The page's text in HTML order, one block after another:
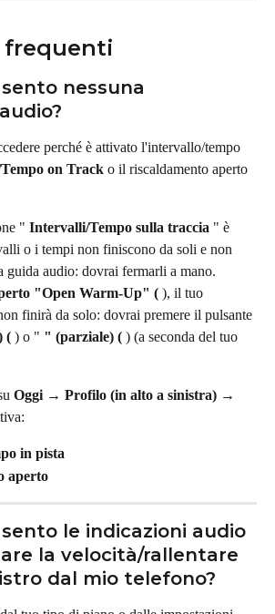
frequenti
nessuna
perché è attivato l'intervallo/tempo
on Track o il riscaldamento aperto
" Intervalli/Tempo sulla traccia " è
o i tempi non finiscono da soli e non
guida audio: dovrai fermarli a mano.
"Open Warm-Up" ( ), il tuo
finirà da solo: dovrai premere il pulsante
( ) o " " (parziale) ( ) (a seconda del tuo
Oggi → Profilo (in alto a sinistra) →
in pista
aperto
le indicazioni audio
la velocità/rallentare
dal mio telefono?